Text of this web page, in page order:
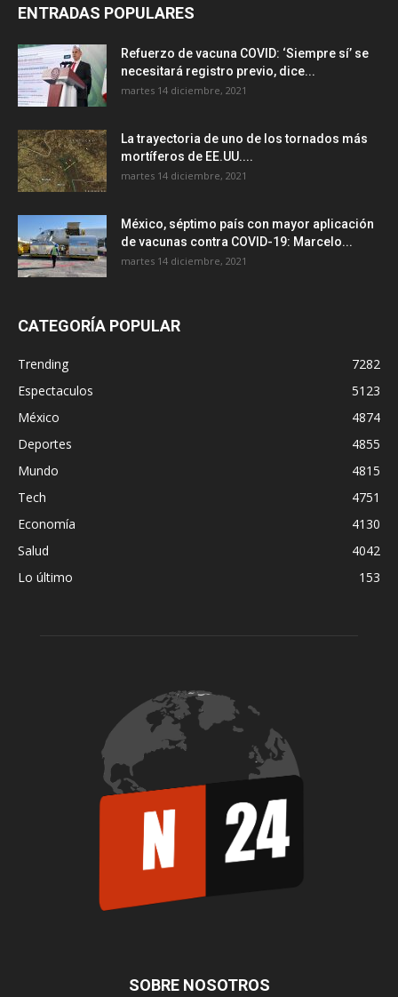
ENTRADAS POPULARES
Refuerzo de vacuna COVID: ‘Siempre sí’ se
necesitará registro previo, dice...
martes 14 diciembre, 2021
La trayectoria de uno de los tornados más
mortíferos de EE.UU....
martes 14 diciembre, 2021
México, séptimo país con mayor aplicación
de vacunas contra COVID-19: Marcelo...
martes 14 diciembre, 2021
CATEGORÍA POPULAR
Trending
7282
Espectaculos
5123
México
4874
Deportes
4855
Mundo
4815
Tech
4751
Economía
4130
Salud
4042
Lo último
153
SOBRE NOSOTROS